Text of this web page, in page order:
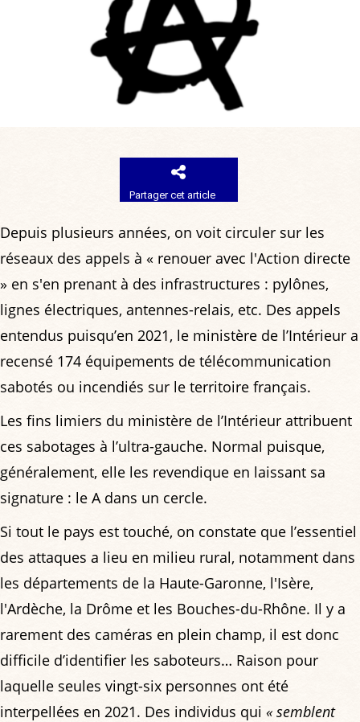
Partager cet article
Depuis plusieurs années, on voit circuler sur les
réseaux des appels à « renouer avec l'Action directe
» en s'en prenant à des infrastructures : pylônes,
lignes électriques, antennes-relais, etc. Des appels
entendus puisqu’en 2021, le ministère de l’Intérieur a
recensé 174 équipements de télécommunication
sabotés ou incendiés sur le territoire français.
Les fins limiers du ministère de l’Intérieur attribuent
ces sabotages à l’ultra-gauche. Normal puisque,
généralement, elle les revendique en laissant sa
signature : le A dans un cercle.
Si tout le pays est touché, on constate que l’essentiel
des attaques a lieu en milieu rural, notamment dans
les départements de la Haute-Garonne, l'Isère,
l'Ardèche, la Drôme et les Bouches-du-Rhône. Il y a
rarement des caméras en plein champ, il est donc
difficile d’identifier les saboteurs… Raison pour
laquelle seules vingt-six personnes ont été
interpellées en 2021. Des individus qui « semblent